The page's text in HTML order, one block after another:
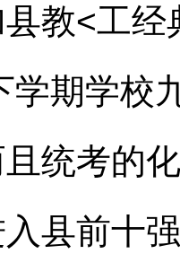
教<工
学期学校
统考的
县前十